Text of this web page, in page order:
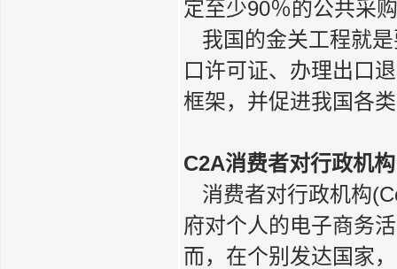
定至少90％的公共采
我国的金关工程就
口许可证、办理出口
框架，并促进我国各
C2A消费者对行政机
消费者对行政机构
府对个人的电子商务
而，在个别发达国家